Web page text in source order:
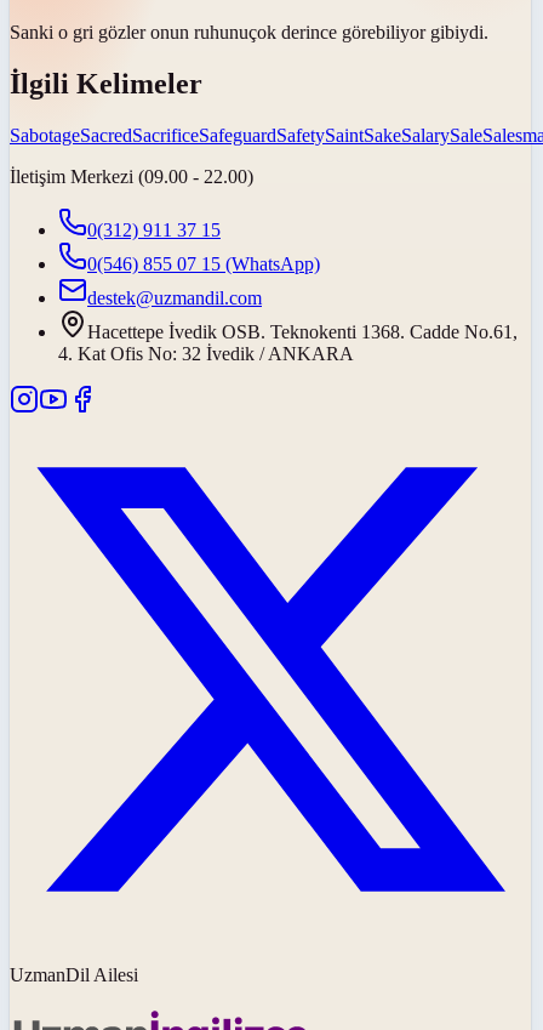
Sanki o gri gözler onun ruhunuçok derince görebiliyor gibiydi.
İlgili Kelimeler
SabotageSacredSacrificeSafeguardSafetySaintSakeSalarySale
İletişim Merkezi (09.00 - 22.00)
0(312) 911 37 15
0(546) 855 07 15 (WhatsApp)
destek@uzmandil.com
Hacettepe İvedik OSB. Teknokenti 1368. Cadde No.61,
4. Kat Ofis No: 32 İvedik / ANKARA
UzmanDil Ailesi